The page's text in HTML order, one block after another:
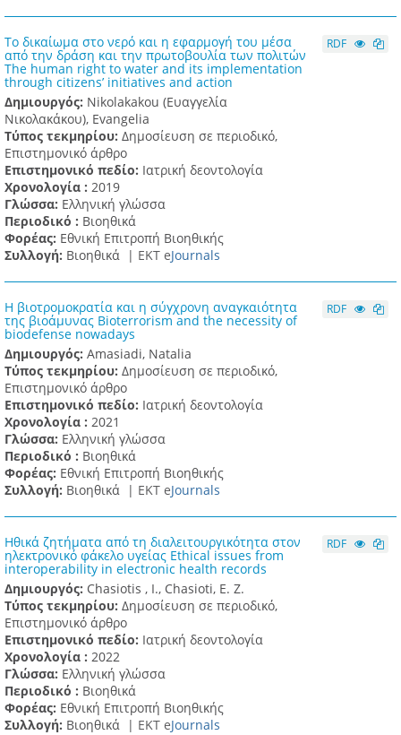
Το δικαίωμα στο νερό και η εφαρμογή του μέσα
από την δράση και την πρωτοβουλία των πολιτών
The human right to water and its implementation
through citizens’ initiatives and action
Δημιουργός: Nikolakakou (Ευαγγελία
Νικολακάκου), Evangelia
Τύπος τεκμηρίου: Δημοσίευση σε περιοδικό,
Επιστημονικό άρθρο
Επιστημονικό πεδίο: Ιατρική δεοντολογία
Χρονολογία : 2019
Γλώσσα: Ελληνική γλώσσα
Περιοδικό : Βιοηθικά
Φορέας: Εθνική Επιτροπή Βιοηθικής
Συλλογή: Βιοηθικά | ΕΚΤ eJournals
RDF
Η βιοτρομοκρατία και η σύγχρονη αναγκαιότητα
της βιοάμυνας Bioterrorism and the necessity of
biodefense nowadays
Δημιουργός: Amasiadi, Natalia
Τύπος τεκμηρίου: Δημοσίευση σε περιοδικό,
Επιστημονικό άρθρο
Επιστημονικό πεδίο: Ιατρική δεοντολογία
Χρονολογία : 2021
Γλώσσα: Ελληνική γλώσσα
Περιοδικό : Βιοηθικά
Φορέας: Εθνική Επιτροπή Βιοηθικής
Συλλογή: Βιοηθικά | ΕΚΤ eJournals
RDF
Ηθικά ζητήματα από τη διαλειτουργικότητα στον
ηλεκτρονικό φάκελο υγείας Ethical issues from
interoperability in electronic health records
Δημιουργός: Chasiotis , I., Chasioti, E. Z.
Τύπος τεκμηρίου: Δημοσίευση σε περιοδικό,
Επιστημονικό άρθρο
Επιστημονικό πεδίο: Ιατρική δεοντολογία
Χρονολογία : 2022
Γλώσσα: Ελληνική γλώσσα
Περιοδικό : Βιοηθικά
Φορέας: Εθνική Επιτροπή Βιοηθικής
Συλλογή: Βιοηθικά | ΕΚΤ eJournals
RDF